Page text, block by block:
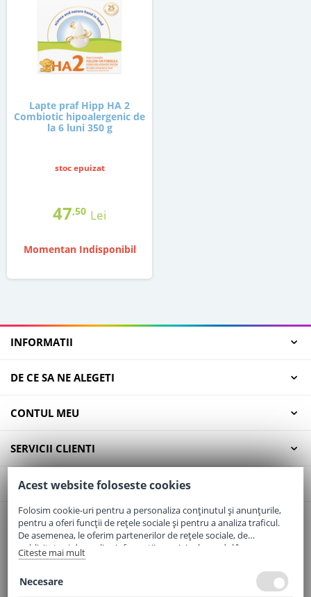
Lapte praf Hipp HA 2
Combiotic hipoalergenic de
la 6 luni 350 g
stoc epuizat
47,50 Lei
Momentan Indisponibil
INFORMATII
DE CE SA NE ALEGETI
CONTUL MEU
SERVICII CLIENTI
CONTACT
Email:office@elaptepraf.ro
Telefon:0745-964-449
Adresa:Sos. Borsului, Nr. 20, Oradea, Jud. Bihor
Acest website foloseste cookies
Folosim cookie-uri pentru a personaliza conținutul și anunțurile,
pentru a oferi funcții de rețele sociale și pentru a analiza traficul.
De asemenea, le oferim partenerilor de rețele sociale, de
publicitate și de analize informații cu privire la modul în care
folosiți site-ul nostru. Aceștia le pot combina cu alte informații
Citeste mai mult
Necesare